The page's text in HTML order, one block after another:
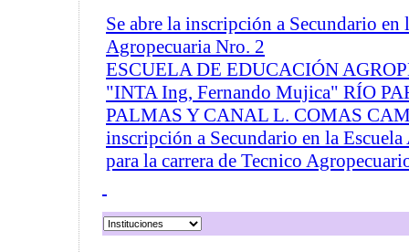
Se abre la inscripción a Secundario en
Agropecuaria Nro. 2
ESCUELA DE EDUCACIÓN
"INTA Ing, Fernando Mujica" RÍO
PALMAS Y CANAL L. COMAS
inscripción a Secundario en la
para la carrera de Tecnico